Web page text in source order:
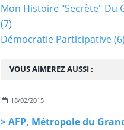
VOUS AIMEREZ AUSSI :
18/02/2015
Mon Histoire "secrète" Du
(7)
Démocratie Participative(6)